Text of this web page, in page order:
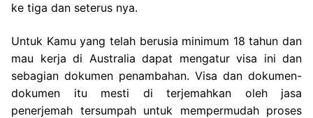
ke tiga dan seterus nya.
Untuk Kamu yang telah berusia minimum 18 tahun dan
mau kerja di Australia dapat mengatur visa ini dan
sebagian dokumen penambahan. Visa dan dokumen-
dokumen itu mesti di terjemahkan oleh jasa
penerjemah tersumpah untuk mempermudah proses